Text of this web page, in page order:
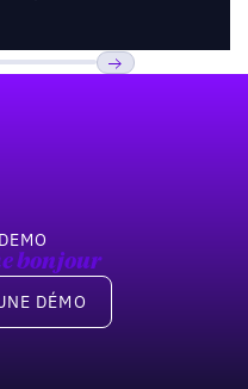
bonjour
DÉMO